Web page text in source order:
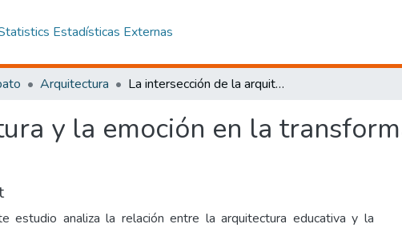
Estadísticas Externas
Arquitectura La intersección de la arquitectura y la emoción en la transformación para la enseñanza musical
y la emoción en la
estudio analiza la relación entre la arquitectura educativa y la